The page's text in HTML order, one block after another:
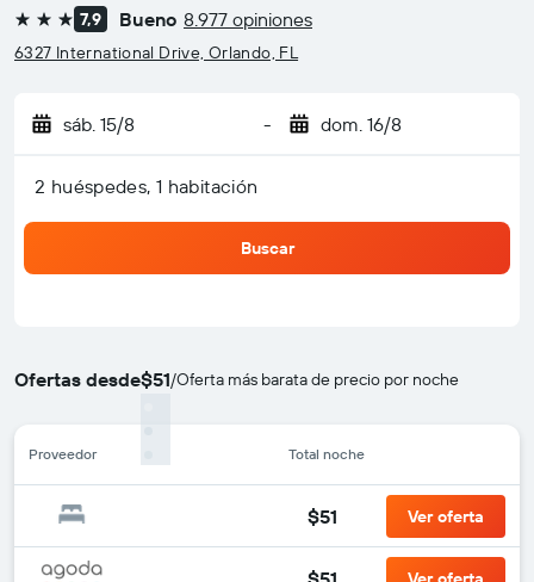
3 estrellas
7,9 Bueno 8.977 opiniones
6327 International Drive, Orlando, FL
sáb. 15/8 - dom. 16/8
2 huéspedes, 1 habitación
Buscar
Ofertas desde$51/Oferta más barata de precio por noche
Proveedor Total noche
$51 Ver oferta